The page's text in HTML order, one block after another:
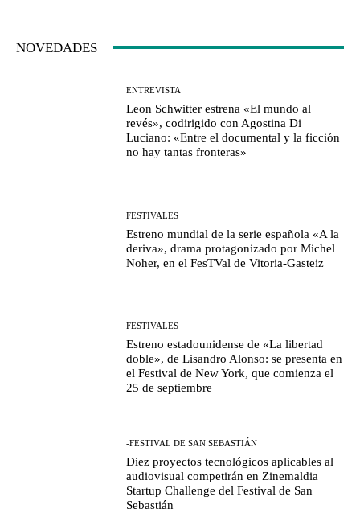
NOVEDADES
ENTREVISTA
Leon Schwitter estrena «El mundo al
revés», codirigido con Agostina Di
Luciano: «Entre el documental y la ficción
no hay tantas fronteras»
FESTIVALES
Estreno mundial de la serie española «A la
deriva», drama protagonizado por Michel
Noher, en el FesTVal de Vitoria-Gasteiz
FESTIVALES
Estreno estadounidense de «La libertad
doble», de Lisandro Alonso: se presenta en
el Festival de New York, que comienza el
25 de septiembre
-FESTIVAL DE SAN SEBASTIÁN
Diez proyectos tecnológicos aplicables al
audiovisual competirán en Zinemaldia
Startup Challenge del Festival de San
Sebastián